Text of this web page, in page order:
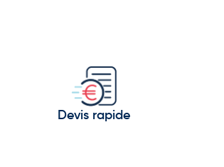
traditionnels.
protégés.
pour leur richesse culturelle et
Devis rapide